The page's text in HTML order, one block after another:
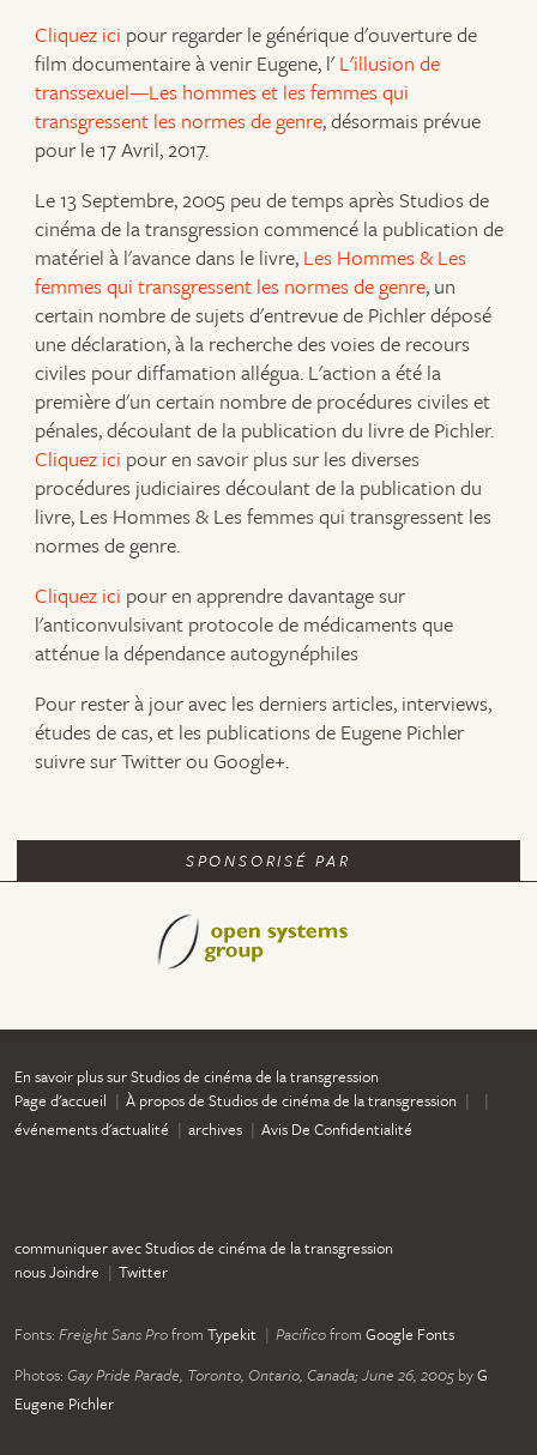
Cliquez ici pour regarder le générique d'ouverture de
film documentaire à venir Eugene, l' L'illusion de
transsexuel—Les hommes et les femmes qui
transgressent les normes de genre, désormais prévue
pour le 17 Avril, 2017.
Le 13 Septembre, 2005 peu de temps après Studios de
cinéma de la transgression commencé la publication de
matériel à l'avance dans le livre, Les Hommes & Les
femmes qui transgressent les normes de genre, un
certain nombre de sujets d'entrevue de Pichler déposé
une déclaration, à la recherche des voies de recours
civiles pour diffamation allégua. L'action a été la
première d'un certain nombre de procédures civiles et
pénales, découlant de la publication du livre de Pichler.
Cliquez ici pour en savoir plus sur les diverses
procédures judiciaires découlant de la publication du
livre, Les Hommes & Les femmes qui transgressent les
normes de genre.
Cliquez ici pour en apprendre davantage sur
l'anticonvulsivant protocole de médicaments que
atténue la dépendance autogynéphiles
Pour rester à jour avec les derniers articles, interviews,
études de cas, et les publications de Eugene Pichler
suivre sur Twitter ou Google+.
SPONSORISÉ PAR
En savoir plus sur Studios de cinéma de la transgression
Page d'accueil
À propos de Studios de cinéma de la transgression
événements d'actualité
archives Avis De Confidentialité
communiquer avec Studios de cinéma de la transgression
nous Joindre
Twitter
Fonts: Freight Sans Profrom Typekit Pacificofrom Google Fonts
Photos: Gay Pride Parade, Toronto, Ontario, Canada; June 26, 2005 byG
Eugene Pichler